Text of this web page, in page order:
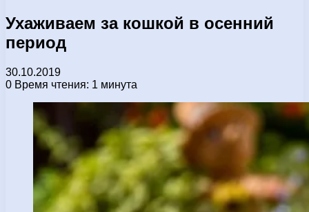
Ухаживаем за кошкой в осенний
период
30.10.2019
0 Время чтения: 1 минута